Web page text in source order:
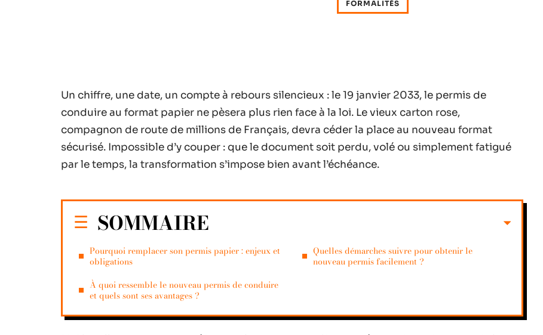
FORMALITÉS
Un chiffre, une date, un compte à rebours silencieux : le 19 janvier 2033, le permis de
conduire au format papier ne pèsera plus rien face à la loi. Le vieux carton rose,
compagnon de route de millions de Français, devra céder la place au nouveau format
sécurisé. Impossible d’y couper : que le document soit perdu, volé ou simplement fatigué
par le temps, la transformation s’impose bien avant l’échéance.
SOMMAIRE
Pourquoi remplacer son permis papier : enjeux et
obligations
À quoi ressemble le nouveau permis de conduire
et quels sont ses avantages ?
Quelles démarches suivre pour obtenir le
nouveau permis facilement ?